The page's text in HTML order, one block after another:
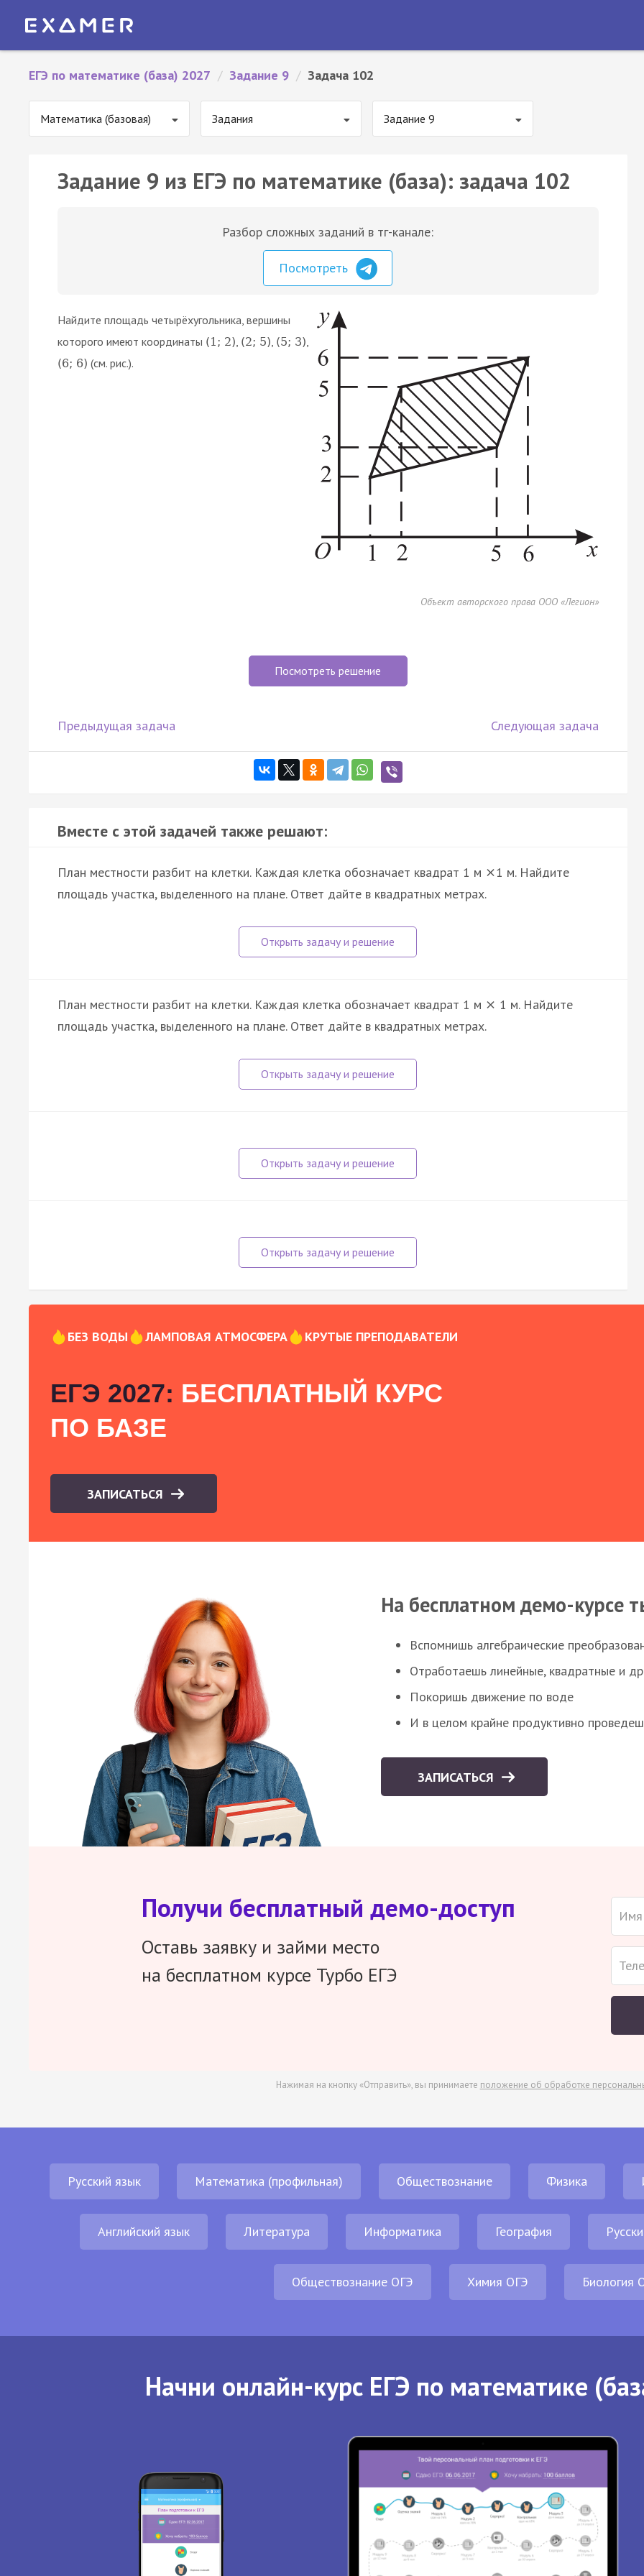
ЕГЭ по математике (база) 2027 / Задание 9 / Задача 102
Математика (базовая) Задания Задание 9
Задание 9 из ЕГЭ по математике (база): задача 102
Разбор сложных заданий в тг-канале:
Посмотреть
Найдите площадь четырёхугольника, вершины
которого имеют координаты (1 ; 2) (2; 5) (5; 3)
(6; 6) (см. рис.).
Объект авторского права ООО «Легион»
Посмотреть решение
Предыдущая задача Следующая задача
Вместе с этой задачей также решают:
План местности разбит на клетки. Каждая клетка обозначает квадрат 1 м ×1 м. Найдите
площадь участка, выделенного на плане. Ответ дайте в квадратных метрах.
План местности разбит на клетки. Каждая клетка обозначает квадрат 1 м × 1 м. Найдите
площадь участка, выделенного на плане. Ответ дайте в квадратных метрах.
БЕЗ ВОДЫ ЛАМПОВАЯ АТМОСФЕРА КРУТЫЕ ПРЕПОДАВАТЕЛИ
ЕГЭ 2027: БЕСПЛАТНЫЙ КУРС
ПО БАЗЕ
ЗАПИСАТЬСЯ
На бесплатном демо-курсе
Вспомнишь алгебраические
Отработаешь линейные, квадратные и
Покоришь движение по воде
И в целом крайне продуктивно
ЗАПИСАТЬСЯ
Получи бесплатный демо-доступ
Оставь заявку и займи место
на бесплатном курсе Турбо ЕГЭ
Нажимая на кнопку «Отправить», вы принимаете положение об обработке
Русский язык Математика (профильная) Обществознание Физика
Английский язык Литература Информатика География
Обществознание ОГЭ Химия ОГЭ Биология
Начни онлайн-курс ЕГЭ по математике